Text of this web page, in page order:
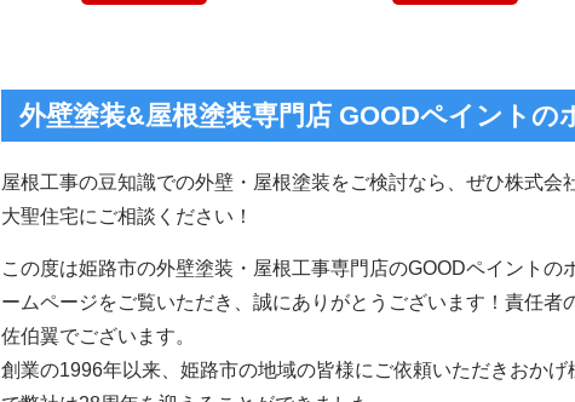
外壁塗装&屋根塗装専門店 GOODペイントの
屋根工事の豆知識での外壁・屋根塗装をご検討なら、ぜひ株式会
大聖住宅にご相談ください！
この度は姫路市の外壁塗装・屋根工事専門店のGOODペイントの
ームページをご覧いただき、誠にありがとうございます！責任者
佐伯翼でございます。
創業の1996年以来、姫路市の地域の皆様にご依頼いただきおかげ